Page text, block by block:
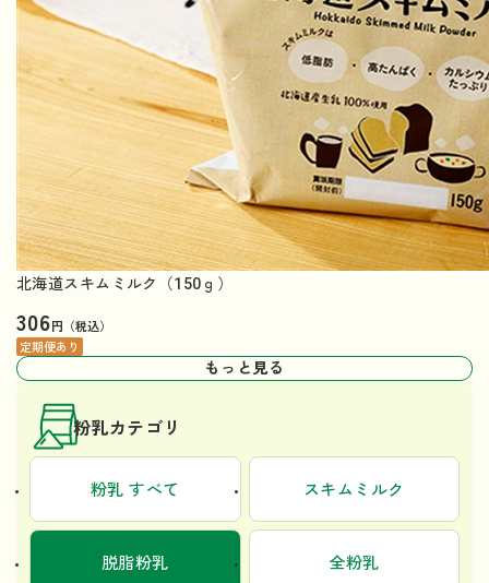
北海道スキムミルク（150ｇ）
306円（税込）
定期便あり
もっと見る
粉乳カテゴリ
粉乳 すべて スキムミルク
脱脂粉乳 全粉乳